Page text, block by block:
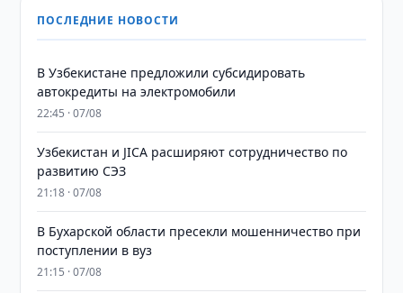
ПОСЛЕДНИЕ НОВОСТИ
В Узбекистане предложили субсидировать
автокредиты на электромобили
22:45 · 07/08
Узбекистан и JICA расширяют сотрудничество по
развитию СЭЗ
21:18 · 07/08
В Бухарской области пресекли мошенничество при
поступлении в вуз
21:15 · 07/08